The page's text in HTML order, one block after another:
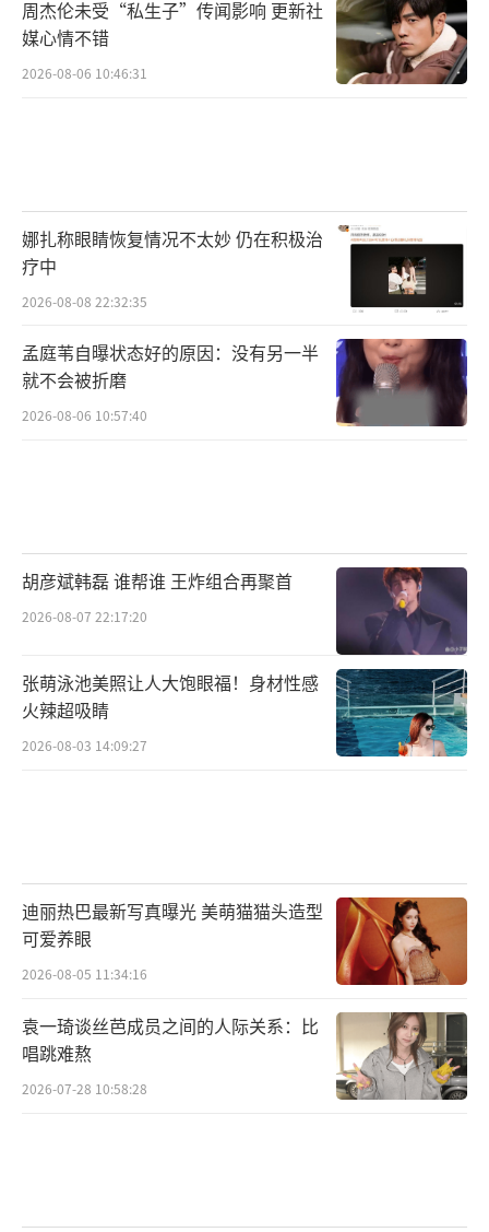
周杰伦未受“私生子”传闻影响 更新社
媒心情不错
2026-08-06 10:46:31
娜扎称眼睛恢复情况不太妙 仍在积极治
疗中
2026-08-08 22:32:35
孟庭苇自曝状态好的原因：没有另一半
就不会被折磨
2026-08-06 10:57:40
胡彦斌韩磊 谁帮谁 王炸组合再聚首
2026-08-07 22:17:20
张萌泳池美照让人大饱眼福！身材性感
火辣超吸睛
2026-08-03 14:09:27
迪丽热巴最新写真曝光 美萌猫猫头造型
可爱养眼
2026-08-05 11:34:16
袁一琦谈丝芭成员之间的人际关系：比
唱跳难熬
2026-07-28 10:58:28